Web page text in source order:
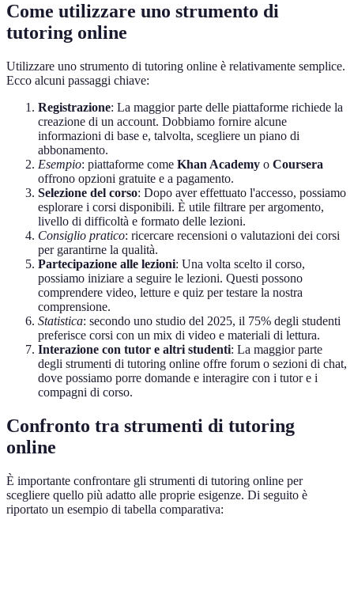
Come utilizzare uno strumento di
tutoring online
Utilizzare uno strumento di tutoring online è relativamente semplice.
Ecco alcuni passaggi chiave:
Registrazione: La maggior parte delle piattaforme richiede la
creazione di un account. Dobbiamo fornire alcune
informazioni di base e, talvolta, scegliere un piano di
abbonamento.
Esempio: piattaforme come Khan Academy o Coursera
offrono opzioni gratuite e a pagamento.
Selezione del corso: Dopo aver effettuato l'accesso, possiamo
esplorare i corsi disponibili. È utile filtrare per argomento,
livello di difficoltà e formato delle lezioni.
Consiglio pratico: ricercare recensioni o valutazioni dei corsi
per garantirne la qualità.
Partecipazione alle lezioni: Una volta scelto il corso,
possiamo iniziare a seguire le lezioni. Questi possono
comprendere video, letture e quiz per testare la nostra
comprensione.
Statistica: secondo uno studio del 2025, il 75% degli studenti
preferisce corsi con un mix di video e materiali di lettura.
Interazione con tutor e altri studenti: La maggior parte
degli strumenti di tutoring online offre forum o sezioni di chat,
dove possiamo porre domande e interagire con i tutor e i
compagni di corso.
Confronto tra strumenti di tutoring
online
È importante confrontare gli strumenti di tutoring online per
scegliere quello più adatto alle proprie esigenze. Di seguito è
riportato un esempio di tabella comparativa: